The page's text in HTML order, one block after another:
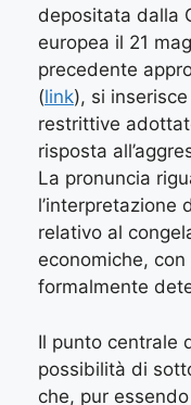
depositata dalla
europea il 21
precedente
(link), si
restrittive
risposta
La pronuncia
l’interpretazione
relativo al
economiche,
formalmente
Il punto centrale
possibilità di
che, pur